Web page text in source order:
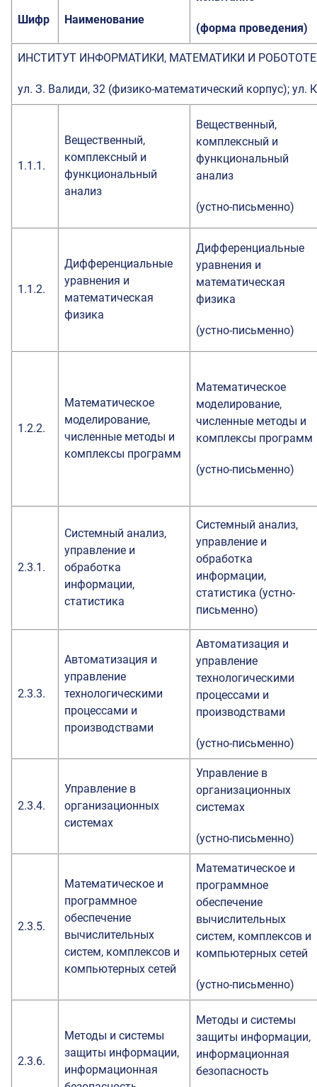
(форма проведения)
Шифр Наименование
ИНСТИТУТ ИНФОРМАТИКИ, МАТЕМАТИКИ И
ул. З. Валиди, 32 (физико-математический корпус); ул.
1.1.1.
Вещественный,
комплексный и
функциональный
анализ
Вещественный,
комплексный и
функциональный
анализ
(устно-письменно)
1.1.2.
Дифференциальные
уравнения и
математическая
физика
Дифференциальные
уравнения и
математическая
физика
(устно-письменно)
1.2.2.
Математическое
моделирование,
численные методы и
комплексы программ
Математическое
моделирование,
численные методы и
комплексы программ
(устно-письменно)
2.3.1.
Системный анализ,
управление и
обработка
информации,
статистика
Системный анализ,
управление и
обработка
информации,
статистика (устно-
письменно)
2.3.3.
Автоматизация и
управление
технологическими
процессами и
производствами
Автоматизация и
управление
технологическими
процессами и
производствами
(устно-письменно)
2.3.4.
Управление в
организационных
системах
Управление в
организационных
системах
(устно-письменно)
2.3.5.
Математическое и
программное
обеспечение
вычислительных
систем, комплексов и
компьютерных сетей
Математическое и
программное
обеспечение
вычислительных
систем, комплексов и
компьютерных сетей
(устно-письменно)
2.3.6.
Методы и системы
защиты информации,
информационная
Методы и системы
защиты информации,
информационная
безопасность